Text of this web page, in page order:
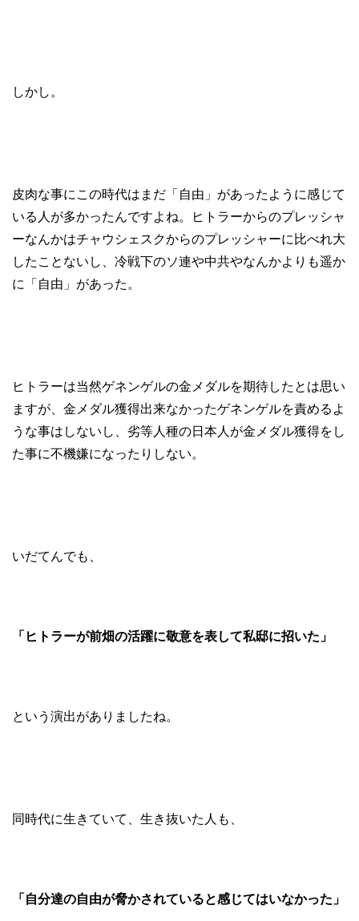
しかし。
皮肉な事にこの時代はまだ「自由」があったように感じて
いる人が多かったんですよね。ヒトラーからのプレッシャ
ーなんかはチャウシェスクからのプレッシャーに比べれ大
したことないし、冷戦下のソ連や中共やなんかよりも遥か
に「自由」があった。
ヒトラーは当然ゲネンゲルの金メダルを期待したとは思い
ますが、金メダル獲得出来なかったゲネンゲルを責めるよ
うな事はしないし、劣等人種の日本人が金メダル獲得をし
た事に不機嫌になったりしない。
いだてんでも、
「ヒトラーが前畑の活躍に敬意を表して私邸に招いた」
という演出がありましたね。
同時代に生きていて、生き抜いた人も、
「自分達の自由が脅かされていると感じてはいなかった」